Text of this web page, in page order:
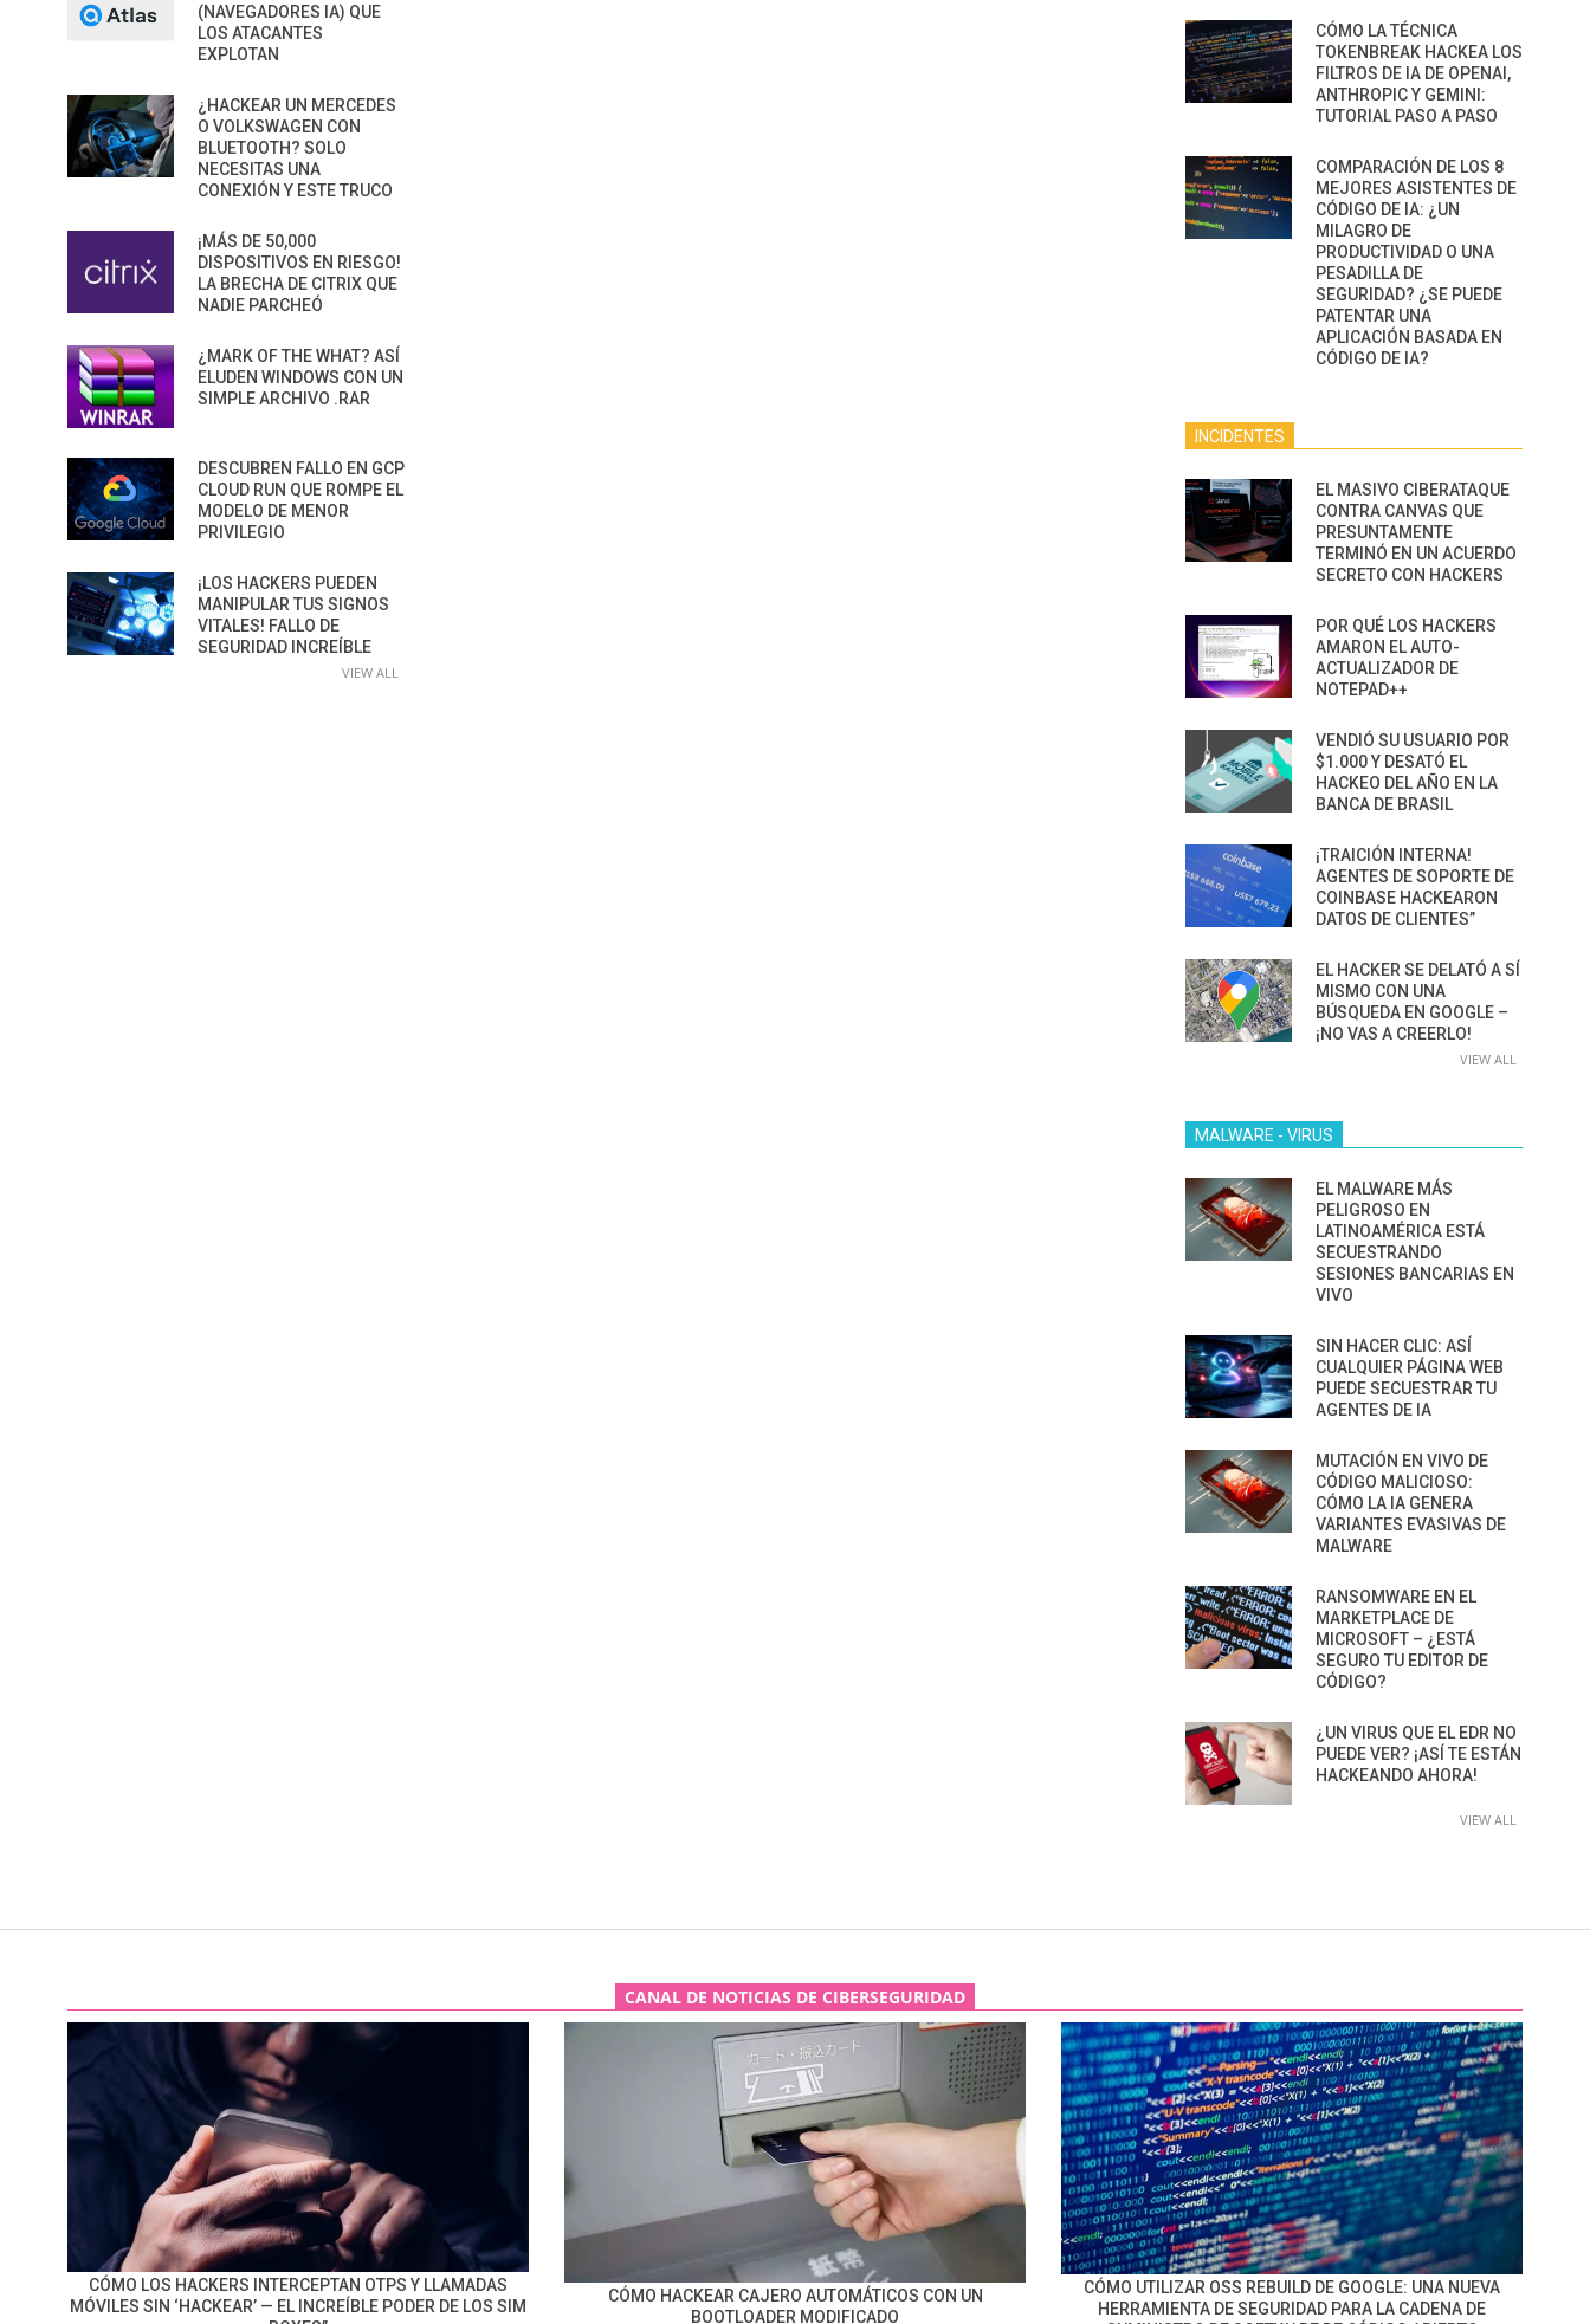
(NAVEGADORES IA) QUE
LOS ATACANTES
EXPLOTAN
¿HACKEAR UN MERCEDES
O VOLKSWAGEN CON
BLUETOOTH? SOLO
NECESITAS UNA
CONEXIÓN Y ESTE TRUCO
¡MÁS DE 50,000
DISPOSITIVOS EN RIESGO!
LA BRECHA DE CITRIX QUE
NADIE PARCHEÓ
¿MARK OF THE WHAT? ASÍ
ELUDEN WINDOWS CON UN
SIMPLE ARCHIVO .RAR
DESCUBREN FALLO EN GCP
CLOUD RUN QUE ROMPE EL
MODELO DE MENOR
PRIVILEGIO
¡LOS HACKERS PUEDEN
MANIPULAR TUS SIGNOS
VITALES! FALLO DE
SEGURIDAD INCREÍBLE
VIEW ALL
CÓMO LA TÉCNICA
TOKENBREAK HACKEA LOS
FILTROS DE IA DE OPENAI,
ANTHROPIC Y GEMINI:
TUTORIAL PASO A PASO
COMPARACIÓN DE LOS 8
MEJORES ASISTENTES DE
CÓDIGO DE IA: ¿UN
MILAGRO DE
PRODUCTIVIDAD O UNA
PESADILLA DE
SEGURIDAD? ¿SE PUEDE
PATENTAR UNA
APLICACIÓN BASADA EN
CÓDIGO DE IA?
INCIDENTES
EL MASIVO CIBERATAQUE
CONTRA CANVAS QUE
PRESUNTAMENTE
TERMINÓ EN UN ACUERDO
SECRETO CON HACKERS
POR QUÉ LOS HACKERS
AMARON EL AUTO-
ACTUALIZADOR DE
NOTEPAD++
VENDIÓ SU USUARIO POR
$1.000 Y DESATÓ EL
HACKEO DEL AÑO EN LA
BANCA DE BRASIL
¡TRAICIÓN INTERNA!
AGENTES DE SOPORTE DE
COINBASE HACKEARON
DATOS DE CLIENTES”
EL HACKER SE DELATÓ A SÍ
MISMO CON UNA
BÚSQUEDA EN GOOGLE –
¡NO VAS A CREERLO!
VIEW ALL
MALWARE - VIRUS
EL MALWARE MÁS
PELIGROSO EN
LATINOAMÉRICA ESTÁ
SECUESTRANDO
SESIONES BANCARIAS EN
VIVO
SIN HACER CLIC: ASÍ
CUALQUIER PÁGINA WEB
PUEDE SECUESTRAR TU
AGENTES DE IA
MUTACIÓN EN VIVO DE
CÓDIGO MALICIOSO:
CÓMO LA IA GENERA
VARIANTES EVASIVAS DE
MALWARE
RANSOMWARE EN EL
MARKETPLACE DE
MICROSOFT – ¿ESTÁ
SEGURO TU EDITOR DE
CÓDIGO?
¿UN VIRUS QUE EL EDR NO
PUEDE VER? ¡ASÍ TE ESTÁN
HACKEANDO AHORA!
VIEW ALL
CANAL DE NOTICIAS DE CIBERSEGURIDAD
CÓMO LOS HACKERS INTERCEPTAN OTPS Y LLAMADAS
MÓVILES SIN ‘HACKEAR’ — EL INCREÍBLE PODER DE LOS SIM
CÓMO HACKEAR CAJERO AUTOMÁTICOS CON UN
BOOTLOADER MODIFICADO
CÓMO UTILIZAR OSS REBUILD DE GOOGLE: UNA NUEVA
HERRAMIENTA DE SEGURIDAD PARA LA CADENA DE